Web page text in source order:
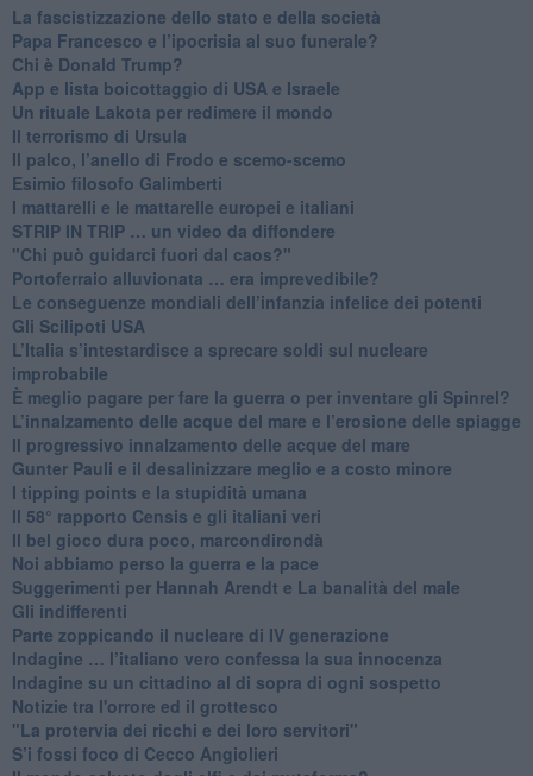
​La fascistizzazione dello stato e della società
Papa Francesco e l’ipocrisia al suo funerale?
​Chi è Donald Trump?
App e lista boicottaggio di USA e Israele
​Un rituale Lakota per redimere il mondo
Il terrorismo di Ursula
​Il palco, l’anello di Frodo e scemo-scemo
Esimio filosofo Galimberti
​I mattarelli e le mattarelle europei e italiani
​STRIP IN TRIP … un video da diffondere
"Chi può guidarci fuori dal caos?"
​Portoferraio alluvionata … era imprevedibile?
Le conseguenze mondiali dell’infanzia infelice dei potenti
​Gli Scilipoti USA
L’Italia s’intestardisce a sprecare soldi sul nucleare
improbabile
È meglio pagare per fare la guerra o per inventare gli Spinrel?
​L’innalzamento delle acque del mare e l’erosione delle spiagge
​Il progressivo innalzamento delle acque del mare
​Gunter Pauli e il desalinizzare meglio e a costo minore
I tipping points e la stupidità umana
​Il 58° rapporto Censis e gli italiani veri
​Il bel gioco dura poco, marcondirondà
Noi abbiamo perso la guerra e la pace
Suggerimenti per Hannah Arendt e La banalità del male
​Gli indifferenti
Parte zoppicando il nucleare di IV generazione
​Indagine … l’italiano vero confessa la sua innocenza
Indagine su un cittadino al di sopra di ogni sospetto
Notizie tra l'orrore ed il grottesco
"La protervia dei ricchi e dei loro servitori"
S’i fossi foco di Cecco Angiolieri